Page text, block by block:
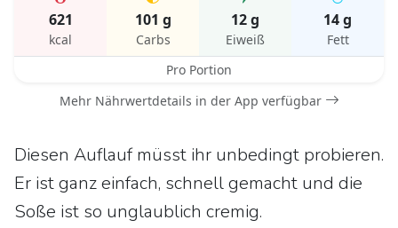
621
kcal
101 g
Carbs
12 g
Eiweiß
14 g
Fett
Pro Portion
Mehr Nährwertdetails in der App verfügbar
Diesen Auflauf müsst ihr unbedingt probieren.
Er ist ganz einfach, schnell gemacht und die
Soße ist so unglaublich cremig.